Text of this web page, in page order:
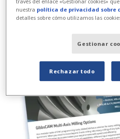
nuestra política de privacidad sobre
detalles sobre cómo utilizamos las
Gestionar
Rechazar todo